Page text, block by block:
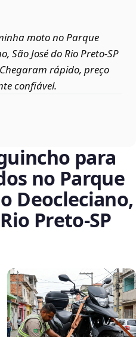
moto no Parque
São José do Rio Preto‑SP
rápido, preço
confiável.
para
no Parque
Deocleciano,
Preto‑SP